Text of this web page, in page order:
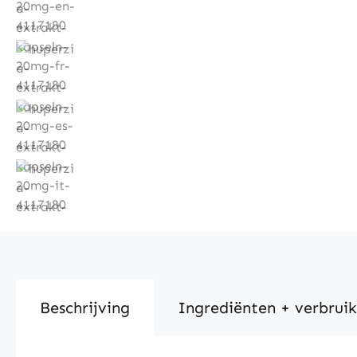
Beschrijving Ingrediënten + verbruik